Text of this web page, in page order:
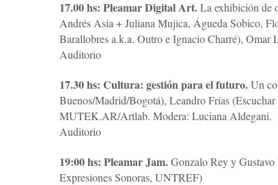
17.00 hs: Pleamar Digital Art.La exhibición de
Andrés Asia + Juliana Mujica, Águeda Sobico,
Barallobres a.k.a. Outro e Ignacio Charré),
Auditorio
17.30 hs: Cultura: gestión para el futuro.Un
Buenos/Madrid/Bogotá), Leandro Frías
MUTEK.AR/Artlab. Modera: Luciana Aldegani.
Auditorio
19:00 hs: Pleamar Jam.Gonzalo Rey y
Expresiones Sonoras, UNTREF)